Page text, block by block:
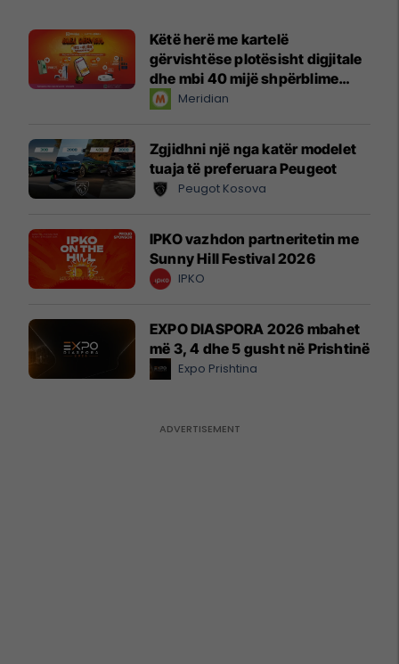
Këtë herë me kartelë
gërvishtëse plotësisht digjitale
dhe mbi 40 mijë shpërblime
instant!Meridian
Zgjidhni një nga katër modelet
tuaja të preferuara Peugeot
Peugot Kosova
IPKO vazhdon partneritetin me
Sunny Hill Festival 2026
IPKO
EXPO DIASPORA 2026 mbahet
më 3, 4 dhe 5 gusht në Prishtinë
Expo Prishtina